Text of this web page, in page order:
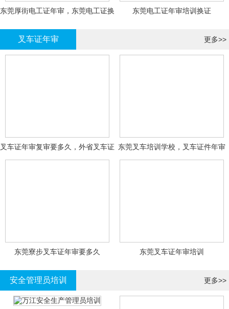
东莞厚街电工证年审，东莞电工证换
东莞电工证年审培训换证
叉车证年审 更多>>
叉车证年审复审要多久，外省叉车证
年审换证
东莞叉车培训学校，叉车证件年审
东莞寮步叉车证年审要多久 东莞叉车证年审培训
安全管理员培训 更多>>